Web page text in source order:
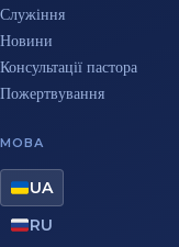
Служіння
Новини
Консультації пастора
Пожертвування
МОВА
UA
RU